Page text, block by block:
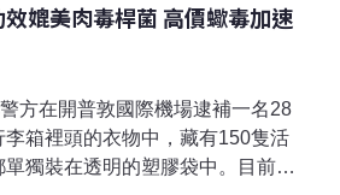
媲美肉毒桿菌 高價蠍毒加速
方在開普敦國際機場逮補一名28
箱裡頭的衣物中，藏有150隻活
獨裝在透明的塑膠袋中。目前並